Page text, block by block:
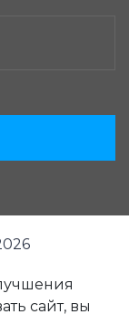
сайт, вы